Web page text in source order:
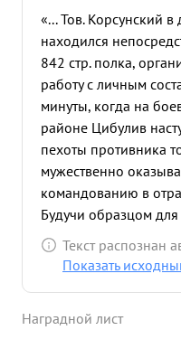
«... Тов. Корсунский
находился
842 стр. полка,
работу с личным
минуты, когда на
районе Цибулив
пехоты противника
мужественно
командованию в
Будучи образцом
прорыва вражеского
в результате
Текст распознан
Показать
Наградной лист